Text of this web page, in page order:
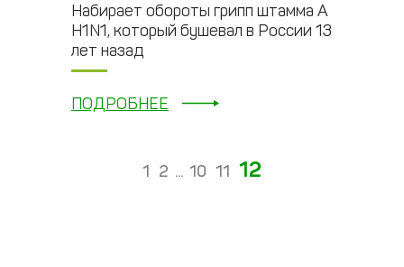
Набирает обороты грипп штамма А
Н1N1, который бушевал в России 13
лет назад
ПОДРОБНЕЕ
1 2 ... 10 11 12